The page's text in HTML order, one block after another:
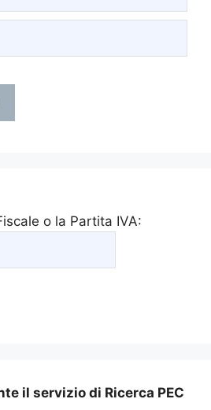
o la Partita IVA:
il servizio di Ricerca PEC